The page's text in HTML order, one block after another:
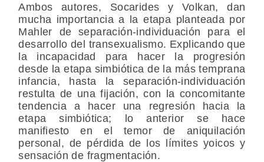
Ambos autores, Socarides y Volkan, dan
mucha importancia a la etapa planteada por
Mahler de separación-individuación para el
desarrollo del transexualismo. Explicando que
la incapacidad para hacer la progresión
desde la etapa simbiótica de la más temprana
infancia, hasta la separación-individuación
restulta de una fijación, con la concomitante
tendencia a hacer una regresión hacia la
etapa simbiótica; lo anterior se hace
manifiesto en el temor de aniquilación
personal, de pérdida de los límites yoicos y
sensación de fragmentación.